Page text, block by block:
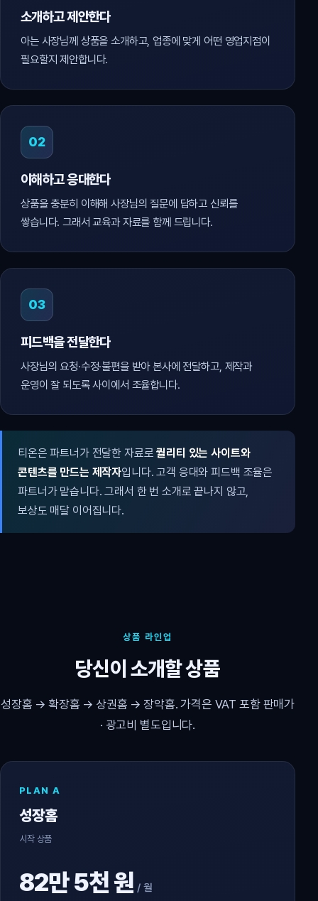
소개하고 제안한다
아는 사장님께 상품을 소개하고, 업종에 맞게 어떤 영업지점이
필요할지 제안합니다.
02
이해하고 응대한다
상품을 충분히 이해해 사장님의 질문에 답하고 신뢰를
쌓습니다. 그래서 교육과 자료를 함께 드립니다.
03
피드백을 전달한다
사장님의 요청·수정·불편을 받아 본사에 전달하고, 제작과
운영이 잘 되도록 사이에서 조율합니다.
티온은 파트너가 전달한 자료로퀄리티 있는 사이트와
콘텐츠를 만드는 제작자입니다. 고객 응대와 피드백 조율은
파트너가 맡습니다. 그래서 한 번 소개로 끝나지 않고,
보상도 매달 이어집니다.
상품 라인업
당신이 소개할 상품
성장홈 → 확장홈 → 상권홈 → 장악홈. 가격은 VAT 포함 판매가
· 광고비 별도입니다.
PLAN A
성장홈
시작 상품
82만 5천 원 / 월